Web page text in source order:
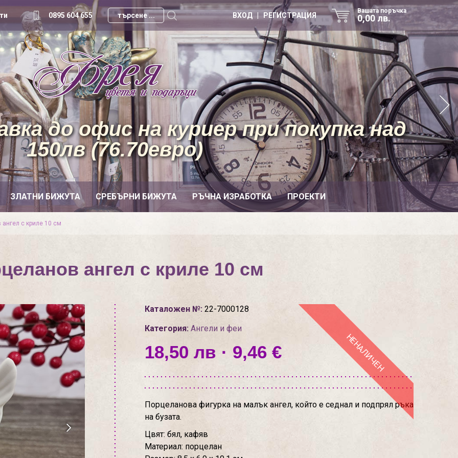
0895 604 655
Вашата поръчка
0,00 лв.
ВХОД | РЕГИСТРАЦИЯ
ЗЛАТНИ БИЖУТА СРЕБЪРНИ БИЖУТА РЪЧНА ИЗРАБОТКА ПРОЕКТИ
до офис на куриер при покупка над
150лв (76.70евро)
с криле 10 см
ангел с криле 10 см
Каталожен №:22-7000128
Категория: Ангели и феи
18,50 лв · 9,46 € НЕНАЛИЧЕН
Порцеланова фигурка на малък ангел, който е седнал и подпрял ръка
на бузата.
Цвят: бял, кафяв
Материал: порцелан